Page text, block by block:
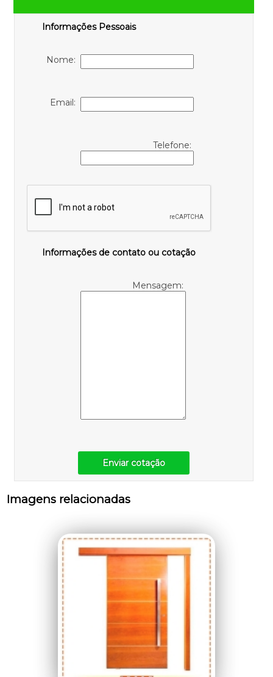
Informações Pessoais
Nome:
Email:
Telefone:
Informações de contato ou cotação
Mensagem:
Enviar cotação
Imagens relacionadas